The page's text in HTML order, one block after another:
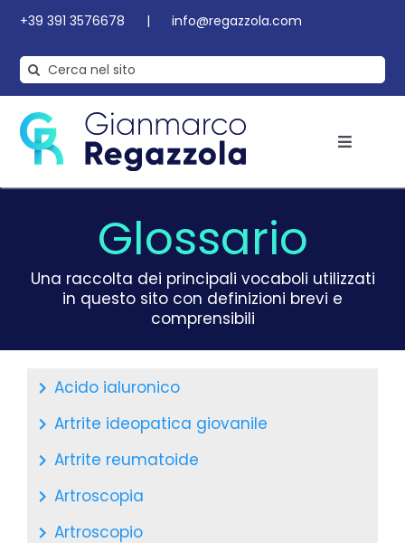
+39 391 3576678 | info@regazzola.com
Cerca
per:
Toggle
Anca
Glossario
Domande Frequenti
Glossario
Una raccolta dei principali vocaboli utilizzati
in questo sito con definizioni brevi e
comprensibili
Acido ialuronico
Artrite ideopatica giovanile
Artrite reumatoide
Artroscopia
Artroscopio